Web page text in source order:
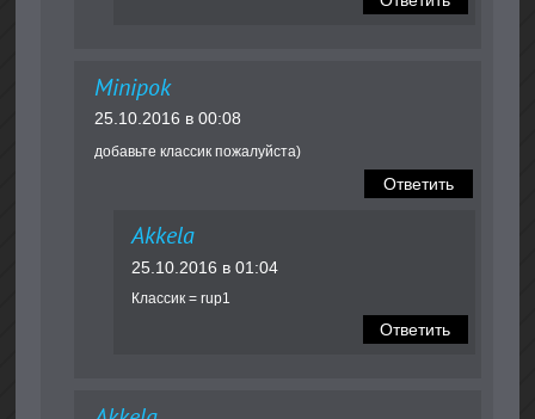
Minipok
25.10.2016 в 00:08
добавьте классик пожалуйста)
Ответить
Akkela
25.10.2016 в 01:04
Классик = rup1
Ответить